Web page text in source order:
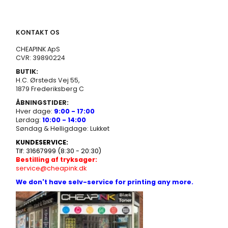
KONTAKT OS
CHEAPINK ApS
CVR: 39890224
BUTIK:
H.C. Ørsteds Vej 55,
1879 Frederiksberg C
ÅBNINGSTIDER:
Hver dage: 9:00 - 17:00
Lørdag: 10:00 - 14:00
Søndag & Helligdage: Lukket
KUNDESERVICE:
Tlf: 31667999 (8:30 - 20:30)
Bestilling af tryksager:
service@cheapink.dk
We don't have selv-service for printing any more.